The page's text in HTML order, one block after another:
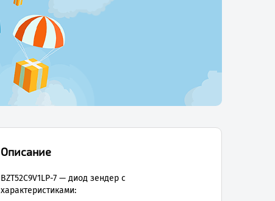
Описание
BZT52C9V1LP-7 — диод зендер с
характеристиками: